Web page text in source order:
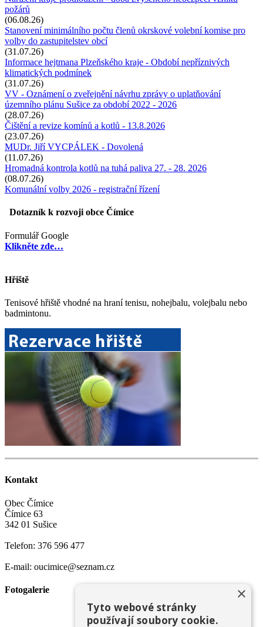
požárů
(06.08.26)
Stanovení minimálního počtu členů okrskové volební komise pro
volby do zastupitelstev obcí
(31.07.26)
Informace hejtmana Plzeňského kraje - Období nepříznivých
klimatických podmínek
(31.07.26)
VV - Oznámení o zveřejnění návrhu zprávy o uplatňování
územního plánu Sušice za období 2022 - 2026
(28.07.26)
Čištění a revize komínů a kotlů - 13.8.2026
(23.07.26)
MUDr. Jiří VYCPÁLEK - Dovolená
(11.07.26)
Hromadná kontrola kotlů na tuhá paliva 27. - 28. 2026
(08.07.26)
Komunální volby 2026 - registrační řízení
Dotazník k rozvoji obce Čímice
Formulář Google
Klikněte zde…
Hřiště
Tenisové hřiště vhodné na hraní tenisu, nohejbalu, volejbalu nebo
badmintonu.
Kontakt
Obec Čímice
Čímice 63
342 01 Sušice
Telefon: 376 596 477
E-mail: oucimice@seznam.cz
Fotogalerie ×
Tyto webové stránky
používají soubory cookie.